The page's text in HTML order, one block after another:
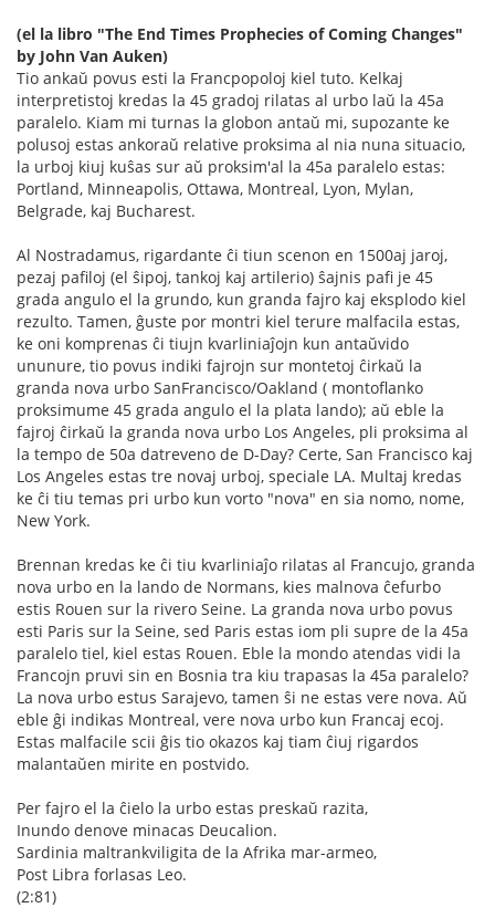
(el la libro "The End Times Prophecies of Coming Changes"
by John Van Auken)
Tio ankaŭ povus esti la Francpopoloj kiel tuto. Kelkaj
interpretistoj kredas la 45 gradoj rilatas al urbo laŭ la 45a
paralelo. Kiam mi turnas la globon antaŭ mi, supozante ke
polusoj estas ankoraŭ relative proksima al nia nuna situacio,
la urboj kiuj kuŝas sur aŭ proksim'al la 45a paralelo estas:
Portland, Minneapolis, Ottawa, Montreal, Lyon, Mylan,
Belgrade, kaj Bucharest.
Al Nostradamus, rigardante ĉi tiun scenon en 1500aj jaroj,
pezaj pafiloj (el ŝipoj, tankoj kaj artilerio) ŝajnis pafi je 45
grada angulo el la grundo, kun granda fajro kaj eksplodo kiel
rezulto. Tamen, ĝuste por montri kiel terure malfacila estas,
ke oni komprenas ĉi tiujn kvarliniaĵojn kun antaŭvido
ununure, tio povus indiki fajrojn sur montetoj ĉirkaŭ la
granda nova urbo SanFrancisco/Oakland ( montoflanko
proksimume 45 grada angulo el la plata lando); aŭ eble la
fajroj ĉirkaŭ la granda nova urbo Los Angeles, pli proksima al
la tempo de 50a datreveno de D-Day? Certe, San Francisco kaj
Los Angeles estas tre novaj urboj, speciale LA. Multaj kredas
ke ĉi tiu temas pri urbo kun vorto "nova" en sia nomo, nome,
New York.
Brennan kredas ke ĉi tiu kvarliniaĵo rilatas al Francujo, granda
nova urbo en la lando de Normans, kies malnova ĉefurbo
estis Rouen sur la rivero Seine. La granda nova urbo povus
esti Paris sur la Seine, sed Paris estas iom pli supre de la 45a
paralelo tiel, kiel estas Rouen. Eble la mondo atendas vidi la
Francojn pruvi sin en Bosnia tra kiu trapasas la 45a paralelo?
La nova urbo estus Sarajevo, tamen ŝi ne estas vere nova. Aŭ
eble ĝi indikas Montreal, vere nova urbo kun Francaj ecoj.
Estas malfacile scii ĝis tio okazos kaj tiam ĉiuj rigardos
malantaŭen mirite en postvido.
Per fajro el la ĉielo la urbo estas preskaŭ razita,
Inundo denove minacas Deucalion.
Sardinia maltrankviligita de la Afrika mar-armeo,
Post Libra forlasas Leo.
(2:81)